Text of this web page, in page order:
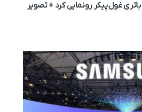
غول‌پیکر رونمایی کرد + تصویر